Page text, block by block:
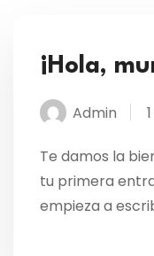
¡Hola,
Admin
Te damos la
tu primera
empieza a